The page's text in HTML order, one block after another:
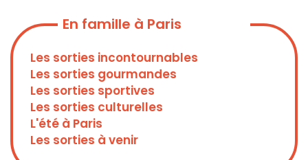
En famille à Paris
Les sorties incontournables
Les sorties gourmandes
Les sorties sportives
Les sorties culturelles
L'été à Paris
Les sorties à venir